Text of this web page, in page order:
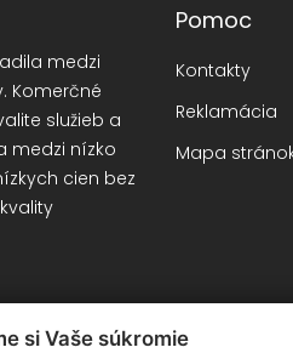
medzi
Komerčné
služieb a
medzi nízko
cien bez
Pomoc
Kontakty
Reklamácia
Mapa
si Vaše súkromie